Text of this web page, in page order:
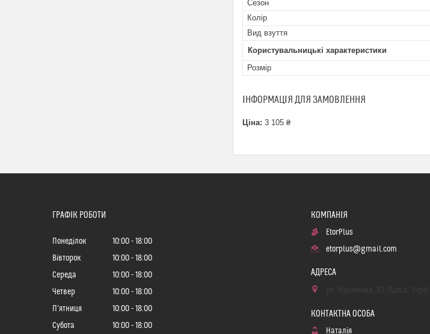
Сезон
Колір
Вид взуття
Користувальницькі характеристики
Розмір
ІНФОРМАЦІЯ ДЛЯ ЗАМОВЛЕННЯ
Ціна: 3 105 ₴
ГРАФІК РОБОТИ
Понеділок 10:00
18:00
Вівторок
10:00
18:00
Середа
10:00
18:00
Четвер
10:00
18:00
Пʼятниця
10:00
18:00
Субота
10:00 18:00
EtorPlus
etorplus@gmail.com
Наталія